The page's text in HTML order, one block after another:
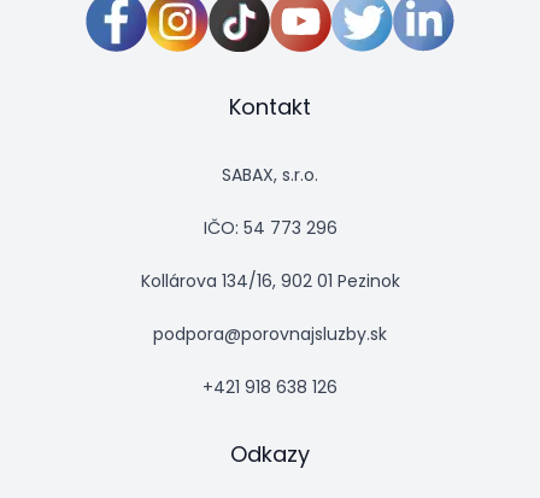
Kontakt
SABAX, s.r.o.
IČO: 54 773 296
Kollárova 134/16, 902 01 Pezinok
podpora@porovnajsluzby.sk
+421 918 638 126
Odkazy